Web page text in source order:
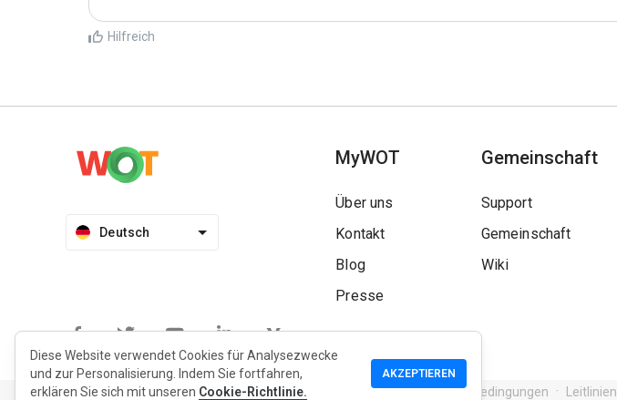
Hilfreich
Deutsch
MyWOT
Über uns
Kontakt
Blog
Presse
Gemeinschaft
Support
Gemeinschaft
Wiki
Datenschutzrichtlinie Erweiterung Datenschutzrichtlinie Nutzungsbedingungen Leitlinien
Diese Website verwendet Cookies für Analysezwecke
und zur Personalisierung. Indem Sie fortfahren,
erklären Sie sich mit unseren Cookie-Richtlinie.
AKZEPTIEREN